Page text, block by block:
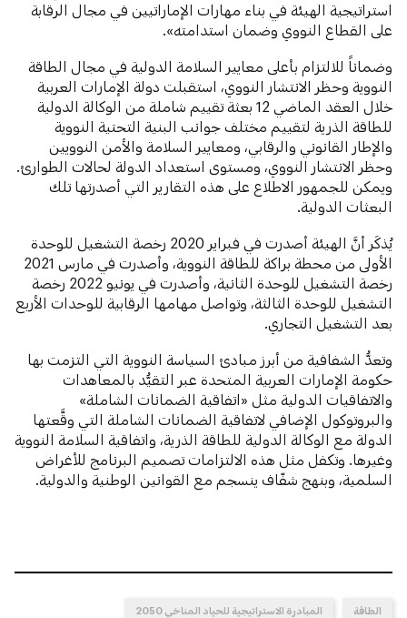
استراتيجية الهيئة في بناء مهارات الإماراتيين في مجال الرقابة
على القطاع النووي وضمان استدامته».
وضماناً للالتزام بأعلى معايير السلامة الدولية في مجال الطاقة
النووية وحظر الانتشار النووي، استقبلت دولة الإمارات العربية
خلال العقد الماضي 12 بعثة تقييم شاملة من الوكالة الدولية
للطاقة الذرية لتقييم مختلف جوانب البنية التحتية النووية
والإطار القانوني والرقابي، ومعايير السلامة والأمن النوويين
وحظر الانتشار النووي، ومستوى استعداد الدولة لحالات الطوارئ.
ويمكن للجمهور الاطلاع على هذه التقارير التي أصدرتها تلك
البعثات الدولية.
يُذكَر أنَّ الهيئة أصدرت في فبراير 2020 رخصة التشغيل للوحدة
الأولى من محطة براكة للطاقة النووية، وأصدرت في مارس 2021
رخصة التشغيل للوحدة الثانية، وأصدرت في يونيو 2022 رخصة
التشغيل للوحدة الثالثة، وتواصل مهامها الرقابية للوحدات الأربع
بعد التشغيل التجاري.
وتعدُّ الشفافية من أبرز مبادئ السياسة النووية التي التزمت بها
حكومة الإمارات العربية المتحدة عبر التقيُّد بالمعاهدات
والاتفاقيات الدولية مثل «اتفاقية الضمانات الشاملة»
والبروتوكول الإضافي لاتفاقية الضمانات الشاملة التي وقَّعتها
الدولة مع الوكالة الدولية للطاقة الذرية، واتفاقية السلامة النووية
وغيرها. وتكفل مثل هذه الالتزامات تصميم البرنامج للأغراض
السلمية، وبنهج شفّاف ينسجم مع القوانين الوطنية والدولية.
الطاقة المبادرة الاستراتيجية للحياد المناخي 2050